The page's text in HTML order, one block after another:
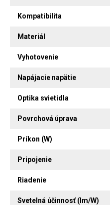
Kompatibilita
Materiál
Vyhotovenie
Napájacie napätie
Optika svietidla
Povrchová úprava
Príkon (W)
Pripojenie
Riadenie
Svetelná účinnosť (lm/W)